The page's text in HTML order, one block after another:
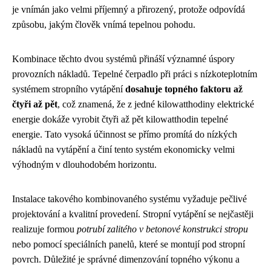
je vnímán jako velmi příjemný a přirozený, protože odpovídá
způsobu, jakým člověk vnímá tepelnou pohodu.
Kombinace těchto dvou systémů přináší významné úspory
provozních nákladů. Tepelné čerpadlo při práci s nízkoteplotním
systémem stropního vytápěnídosahuje topného faktoru až
čtyři až pět, což znamená, že z jedné kilowatthodiny elektrické
energie dokáže vyrobit čtyři až pět kilowatthodin tepelné
energie. Tato vysoká účinnost se přímo promítá do nízkých
nákladů na vytápění a činí tento systém ekonomicky velmi
výhodným v dlouhodobém horizontu.
Instalace takového kombinovaného systému vyžaduje pečlivé
projektování a kvalitní provedení. Stropní vytápění se nejčastěji
realizuje formou potrubí zalitého v betonové konstrukci stropu
nebo pomocí speciálních panelů, které se montují pod stropní
povrch. Důležité je správné dimenzování topného výkonu a